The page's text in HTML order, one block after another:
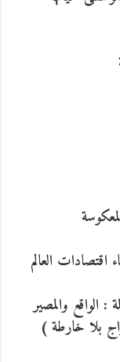
العالم
: الواقع والمصير
بلا خارطة )